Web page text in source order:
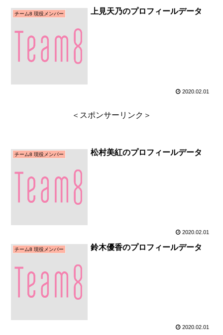
チーム8 現役メンバー 上見天乃のプロフィールデータ
2020.02.01
＜スポンサーリンク＞
チーム8 現役メンバー 松村美紅のプロフィールデータ
2020.02.01
チーム8 現役メンバー 鈴木優香のプロフィールデータ
2020.02.01